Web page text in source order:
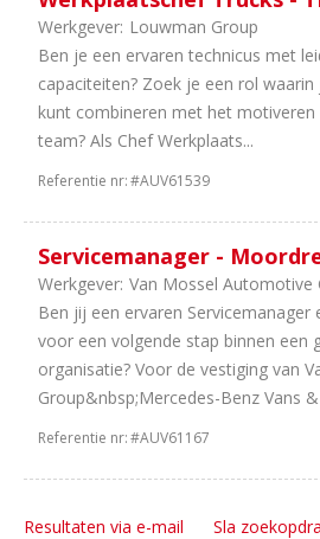
Werkgever: Louwman Group
Ben je een ervaren technicus met
capaciteiten? Zoek je een rol
kunt combineren met het motiveren
team? Als Chef Werkplaats...
Referentie nr:#AUV61539
Servicemanager -
Werkgever: Van Mossel Automotive
Ben jij een ervaren Servicemanager
voor een volgende stap binnen een
organisatie? Voor de vestiging van
Group&nbsp;Mercedes-Benz Vans
Referentie nr:#AUV61167
Resultaten via e-mail Sla